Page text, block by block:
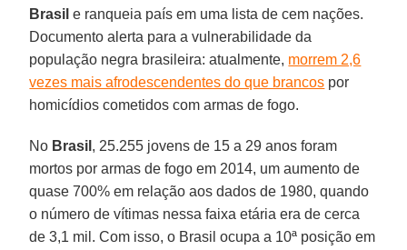
Brasil e ranqueia país em uma lista de cem nações.
Documento alerta para a vulnerabilidade da
população negra brasileira: atualmente, morrem 2,6
vezes mais afrodescendentes do que brancos por
homicídios cometidos com armas de fogo.
No Brasil , 25.255 jovens de 15 a 29 anos foram
mortos por armas de fogo em 2014, um aumento de
quase 700% em relação aos dados de 1980, quando
o número de vítimas nessa faixa etária era de cerca
de 3,1 mil. Com isso, o Brasil ocupa a 10ª posição em